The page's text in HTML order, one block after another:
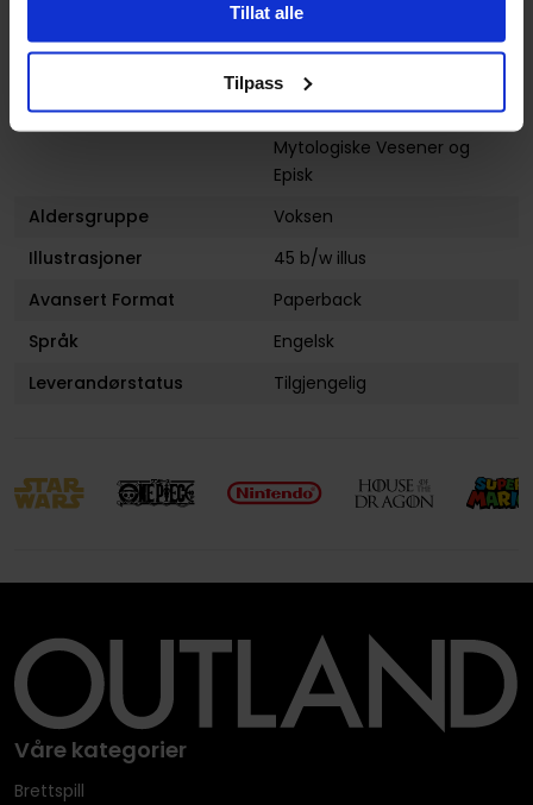
Tillat alle
Tilpass
(dd.mm.yyyy)
27.10.2015
Action og Eventyr
Fantasy,Drager og
Mytologiske Vesener og
Episk
Aldersgruppe
Voksen
Illustrasjoner
45 b/w illus
Avansert Format
Paperback
Språk
Engelsk
Leverandørstatus
Tilgjengelig
Våre kategorier
Brettspill